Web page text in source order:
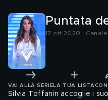
Puntata
17 ott 2020 | Canale
VAI ALLA SERIE LA TUA LISTA
Silvia Toffanin accoglie i